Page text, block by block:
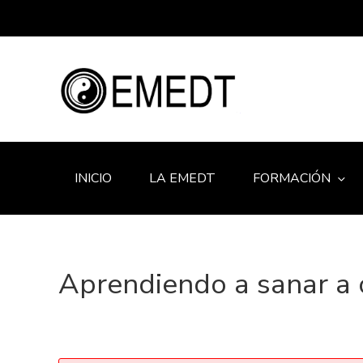
INICIO LA EMEDT FORMACIÓN
Aprendiendo a sanar a